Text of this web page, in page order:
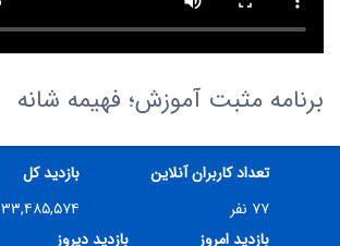
برنامه مثبت آموزش؛ فهیمه شانه
تعداد کاربران آنلاین
۷۷ نفر
بازدید کل
۳۳,۴۸۵,۵۷۴ نفر
بازدید امروز
بازدید دیروز